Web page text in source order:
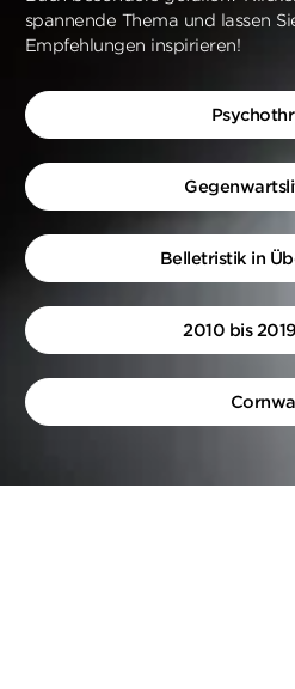
spannende Thema und lassen
Empfehlungen inspirieren!
Belletristik in
2010 bis